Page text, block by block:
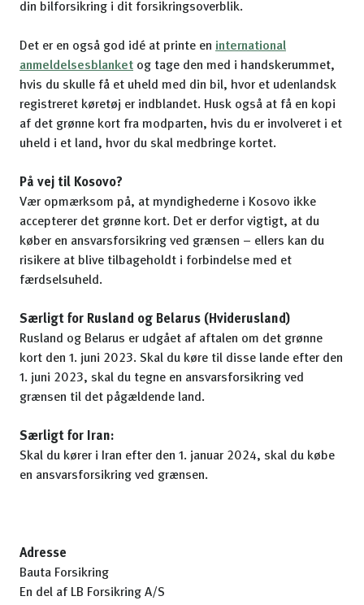
din bilforsikring i dit forsikringsoverblik.
Det er en også god idé at printe en international
anmeldelsesblanket og tage den med i handskerummet,
hvis du skulle få et uheld med din bil, hvor et udenlandsk
registreret køretøj er indblandet. Husk også at få en kopi
af det grønne kort fra modparten, hvis du er involveret i et
uheld i et land, hvor du skal medbringe kortet.
På vej til Kosovo?
Vær opmærksom på, at myndighederne i Kosovo ikke
accepterer det grønne kort. Det er derfor vigtigt, at du
køber en ansvarsforsikring ved grænsen – ellers kan du
risikere at blive tilbageholdt i forbindelse med et
færdselsuheld.
Særligt for Rusland og Belarus (Hviderusland)
Rusland og Belarus er udgået af aftalen om det grønne
kort den 1. juni 2023. Skal du køre til disse lande efter den
1. juni 2023, skal du tegne en ansvarsforsikring ved
grænsen til det pågældende land.
Særligt for Iran:
Skal du kører i Iran efter den 1. januar 2024, skal du købe
en ansvarsforsikring ved grænsen.
Adresse
Bauta Forsikring
En del af LB Forsikring A/S